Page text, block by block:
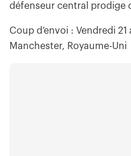
défenseur central prodige
Coup d’envoi : Vendredi
Manchester, Royaume-Uni